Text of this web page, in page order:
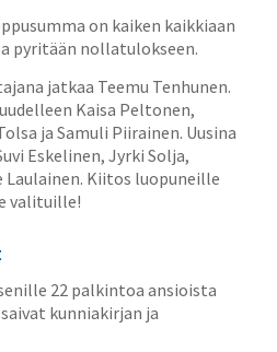
on kaiken kaikkiaan
pyritään nollatulokseen.
jatkaa Teemu Tenhunen.
Kaisa Peltonen,
ja Samuli Piirainen. Uusina
Eskelinen, Jyrki Solja,
Laulainen. Kiitos luopuneille
valituille!
22 palkintoa ansioista
kunniakirjan ja